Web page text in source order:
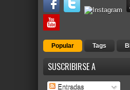
Popular Tags
SUSCRIBIRSE A
Entradas